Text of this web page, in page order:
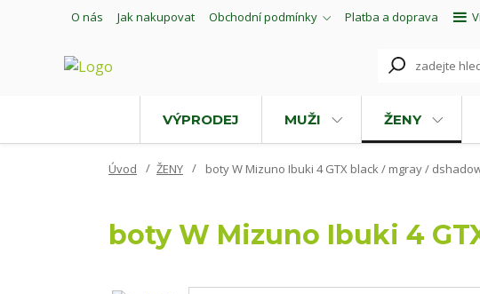
O nás Jak nakupovat Obchodní podmínky Platba a doprava
VÝPRODEJ MUŽI ŽENY
Úvod ŽENY boty W Mizuno Ibuki 4 GTX black / mgray /
boty W Mizuno Ibuki 4